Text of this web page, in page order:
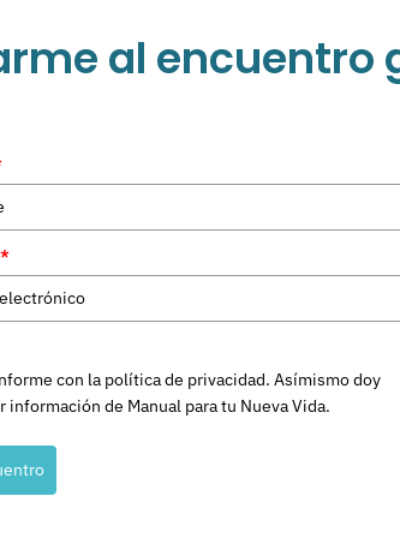
al encuentro
*
con la política de privacidad. Asímismo doy
información de Manual para tu Nueva Vida.